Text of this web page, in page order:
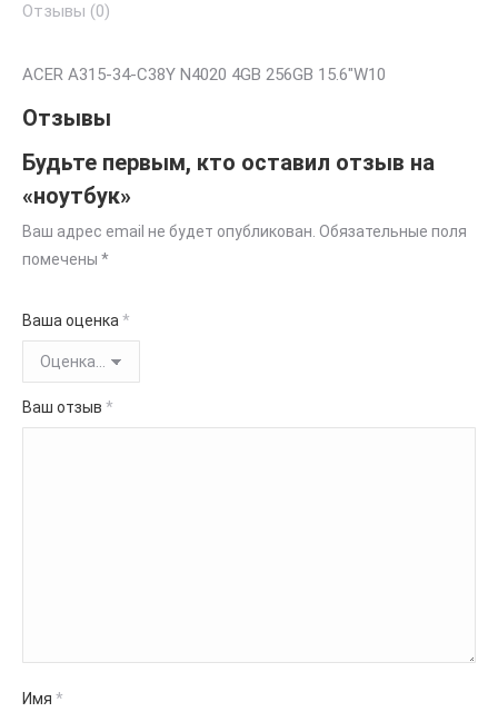
Отзывы (0)
ACER A315-34-C38Y N4020 4GB 256GB 15.6″W10
Отзывы
Будьте первым, кто оставил отзыв на
«ноутбук»
Ваш адрес email не будет опубликован. Обязательные поля
помечены *
Ваша оценка *
Ваш отзыв *
Имя *